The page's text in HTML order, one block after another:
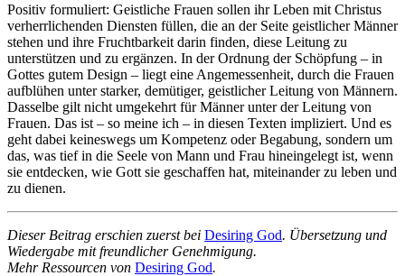
Positiv formuliert: Geistliche Frauen sollen ihr Leben mit Christus
verherrlichenden Diensten füllen, die an der Seite geistlicher Männer
stehen und ihre Fruchtbarkeit darin finden, diese Leitung zu
unterstützen und zu ergänzen. In der Ordnung der Schöpfung – in
Gottes gutem Design – liegt eine Angemessenheit, durch die Frauen
aufblühen unter starker, demütiger, geistlicher Leitung von Männern.
Dasselbe gilt nicht umgekehrt für Männer unter der Leitung von
Frauen. Das ist – so meine ich – in diesen Texten impliziert. Und es
geht dabei keineswegs um Kompetenz oder Begabung, sondern um
das, was tief in die Seele von Mann und Frau hineingelegt ist, wenn
sie entdecken, wie Gott sie geschaffen hat, miteinander zu leben und
zu dienen.
Dieser Beitrag erschien zuerst bei Desiring God. Übersetzung und
Wiedergabe mit freundlicher Genehmigung.
Mehr Ressourcen von Desiring God.